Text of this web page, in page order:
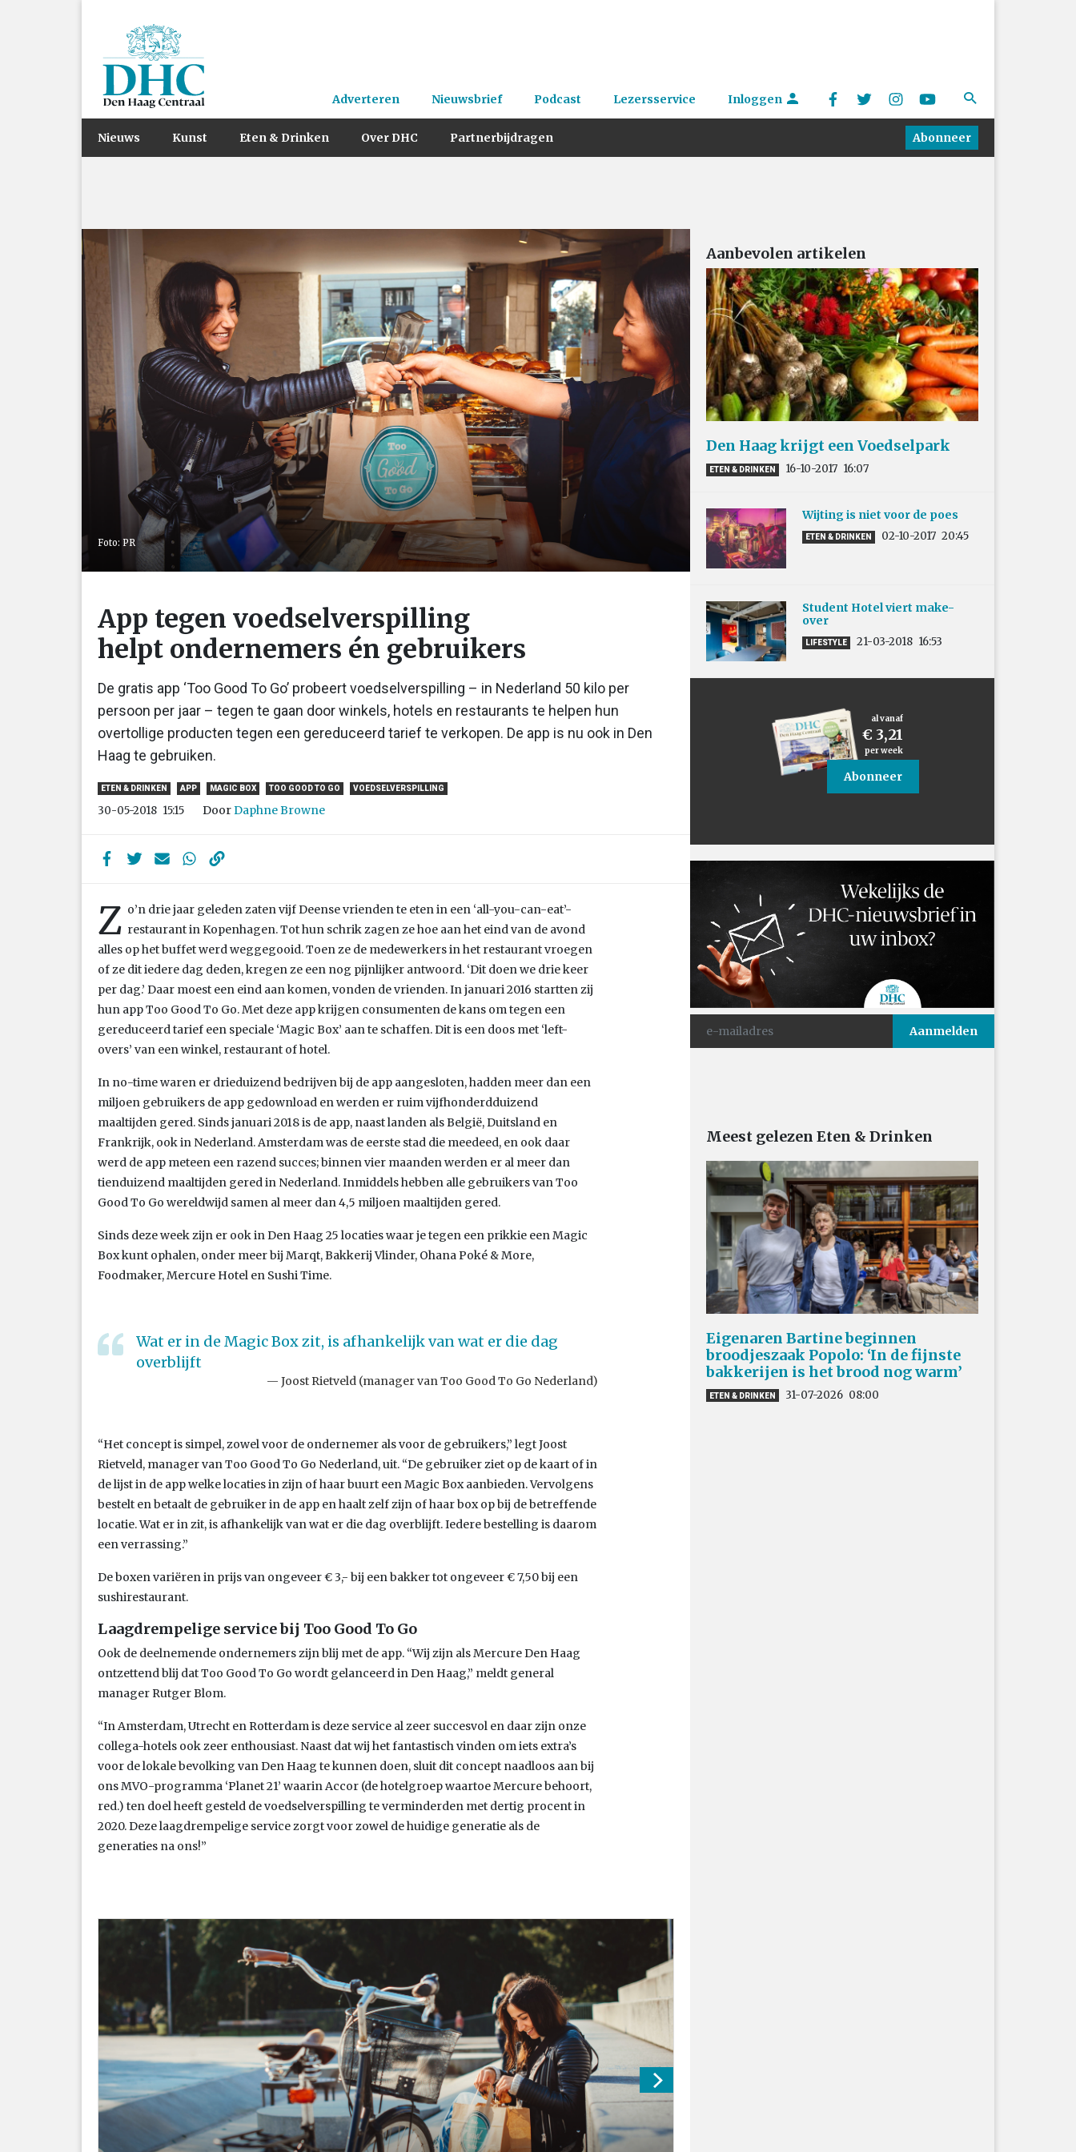
Adverteren Nieuwsbrief Podcast Lezersservice Inloggen
Nieuws Kunst Eten & Drinken Over DHC Partnerbijdragen Abonneer
Foto: PR
App tegen voedselverspilling
helpt ondernemers én gebruikers
De gratis app ‘Too Good To Go’ probeert voedselverspilling – in Nederland 50 kilo per
persoon per jaar – tegen te gaan door winkels, hotels en restaurants te helpen hun
overtollige producten tegen een gereduceerd tarief te verkopen. De app is nu ook in Den
Haag te gebruiken.
ETEN & DRINKEN APP MAGIC BOX TOO GOOD TO GO VOEDSELVERSPILLING
30-05-2018 15:15 Door Daphne Browne
Z o’n drie jaar geleden zaten vijf Deense vrienden te eten in een ‘all-you-can-eat’-
restaurant in Kopenhagen. Tot hun schrik zagen ze hoe aan het eind van de avond
alles op het buffet werd weggegooid. Toen ze de medewerkers in het restaurant vroegen
of ze dit iedere dag deden, kregen ze een nog pijnlijker antwoord. ‘Dit doen we drie keer
per dag.’ Daar moest een eind aan komen, vonden de vrienden. In januari 2016 startten zij
hun app Too Good To Go. Met deze app krijgen consumenten de kans om tegen een
gereduceerd tarief een speciale ‘Magic Box’ aan te schaffen. Dit is een doos met ‘left-
overs’ van een winkel, restaurant of hotel.
In no-time waren er drieduizend bedrijven bij de app aangesloten, hadden meer dan een
miljoen gebruikers de app gedownload en werden er ruim vijfhonderdduizend
maaltijden gered. Sinds januari 2018 is de app, naast landen als België, Duitsland en
Frankrijk, ook in Nederland. Amsterdam was de eerste stad die meedeed, en ook daar
werd de app meteen een razend succes; binnen vier maanden werden er al meer dan
tienduizend maaltijden gered in Nederland. Inmiddels hebben alle gebruikers van Too
Good To Go wereldwijd samen al meer dan 4,5 miljoen maaltijden gered.
Sinds deze week zijn er ook in Den Haag 25 locaties waar je tegen een prikkie een Magic
Box kunt ophalen, onder meer bij Marqt, Bakkerij Vlinder, Ohana Poké & More,
Foodmaker, Mercure Hotel en Sushi Time.
Wat er in de Magic Box zit, is afhankelijk van wat er die dag
overblijft
Joost Rietveld (manager van Too Good To Go Nederland)
“Het concept is simpel, zowel voor de ondernemer als voor de gebruikers,” legt Joost
Rietveld, manager van Too Good To Go Nederland, uit. “De gebruiker ziet op de kaart of in
de lijst in de app welke locaties in zijn of haar buurt een Magic Box aanbieden. Vervolgens
bestelt en betaalt de gebruiker in de app en haalt zelf zijn of haar box op bij de betreffende
locatie. Wat er in zit, is afhankelijk van wat er die dag overblijft. Iedere bestelling is daarom
een verrassing.”
De boxen variëren in prijs van ongeveer € 3,- bij een bakker tot ongeveer € 7,50 bij een
sushirestaurant.
Laagdrempelige service bij Too Good To Go
Ook de deelnemende ondernemers zijn blij met de app. “Wij zijn als Mercure Den Haag
ontzettend blij dat Too Good To Go wordt gelanceerd in Den Haag,” meldt general
manager Rutger Blom.
“In Amsterdam, Utrecht en Rotterdam is deze service al zeer succesvol en daar zijn onze
collega-hotels ook zeer enthousiast. Naast dat wij het fantastisch vinden om iets extra’s
voor de lokale bevolking van Den Haag te kunnen doen, sluit dit concept naadloos aan bij
ons MVO-programma ‘Planet 21’ waarin Accor (de hotelgroep waartoe Mercure behoort,
red.) ten doel heeft gesteld de voedselverspilling te verminderden met dertig procent in
2020. Deze laagdrempelige service zorgt voor zowel de huidige generatie als de
generaties na ons!”
Aanbevolen artikelen
Den Haag krijgt een Voedselpark
ETEN & DRINKEN 16-10-2017 16:07
Wijting is niet voor de poes
ETEN & DRINKEN 02-10-2017 20:45
Student Hotel viert make-
over
LIFESTYLE 21-03-2018 16:53
al vanaf
€ 3,21
per week
Abonneer
Meest gelezen Eten & Drinken
Eigenaren Bartine beginnen
broodjeszaak Popolo: ‘In de fijnste
bakkerijen is het brood nog warm’
ETEN & DRINKEN 31-07-2026 08:00